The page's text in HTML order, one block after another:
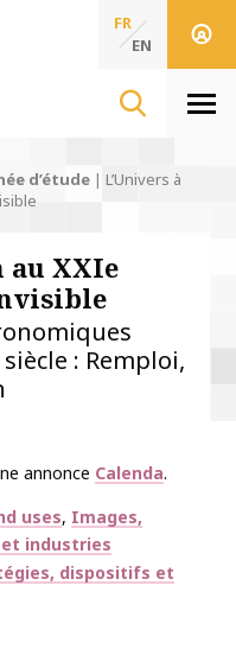
de l'Information & de
des Sciences
FR
EN
d’étude | L’Univers à
au XXIe
: Remploi,
annonce Calenda.
uses Images,
industries
dispositifs et